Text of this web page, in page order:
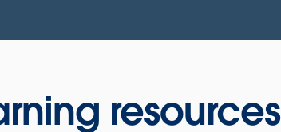
resources